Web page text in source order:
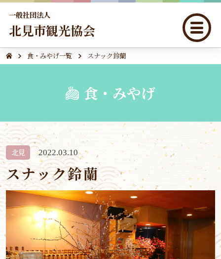
一般社団法人
北見市観光協会
食・みやげ一覧 スナック鈴蘭
食・みやげ
北見 2022.03.10
スナック鈴蘭